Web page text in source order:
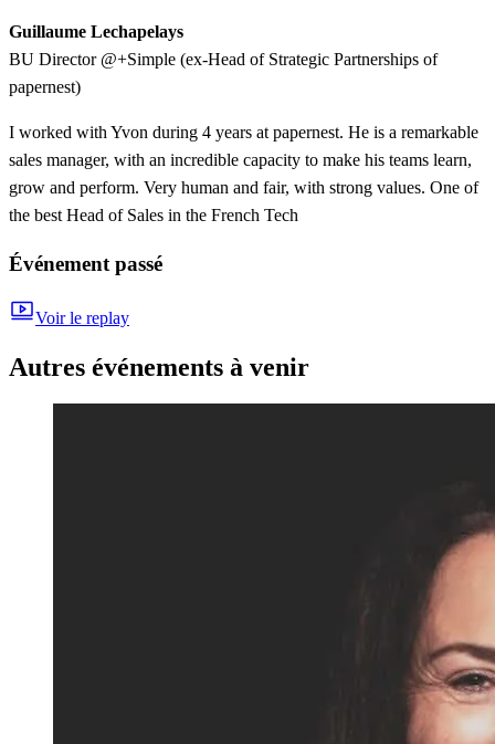
Guillaume Lechapelays
BU Director @+Simple (ex-Head of Strategic Partnerships of
papernest)
I worked with Yvon during 4 years at papernest. He is a remarkable
sales manager, with an incredible capacity to make his teams learn,
grow and perform. Very human and fair, with strong values. One of
the best Head of Sales in the French Tech
Événement passé
Voir le replay
Autres événements à venir